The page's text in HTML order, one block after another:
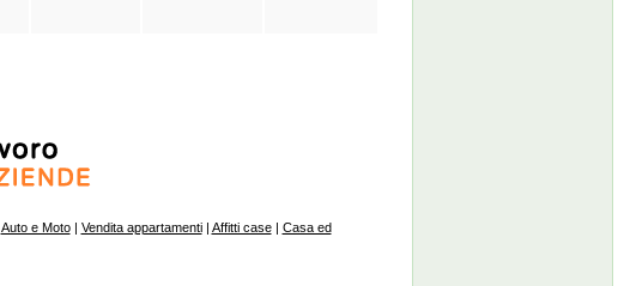
Auto e Moto| Vendita appartamenti| Affitti case| Casa ed